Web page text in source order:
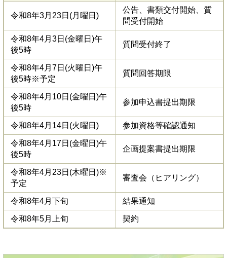
令和8年3月23日(月曜日)
公告、書類交付開始、質
問受付開始
令和8年4月3日(金曜日)午
後5時
質問受付終了
令和8年4月7日(火曜日)午
後5時※予定
質問回答期限
令和8年4月10日(金曜日)午
後5時
参加申込書提出期限
令和8年4月14日(火曜日) 参加資格等確認通知
令和8年4月17日(金曜日)午
後5時
企画提案書提出期限
令和8年4月23日(木曜日)※
予定
審査会（ヒアリング）
令和8年4月下旬 結果通知
令和8年5月上旬 契約